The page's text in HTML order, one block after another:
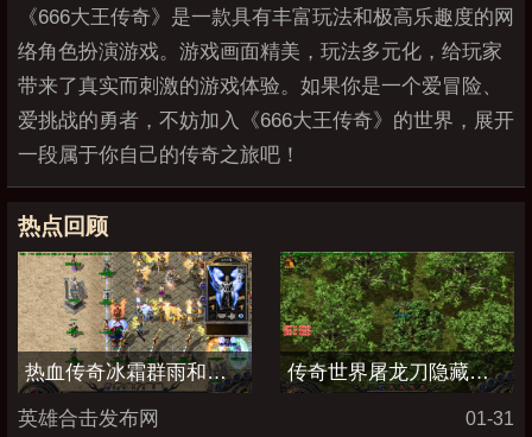
《666大王传奇》是一款具有丰富玩法和极高乐趣度的网
络角色扮演游戏。游戏画面精美，玩法多元化，给玩家
带来了真实而刺激的游戏体验。如果你是一个爱冒险、
爱挑战的勇者，不妨加入《666大王传奇》的世界，展开
一段属于你自己的传奇之旅吧！
热点回顾
热血传奇冰霜群雨和流星火雨哪个厉害 传奇世界屠龙刀隐藏属性加点图
英雄合击发布网 01-31